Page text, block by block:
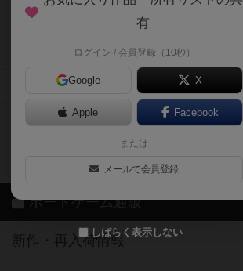
有
ログイン / 会員登録（10秒）
Google X
Apple Facebook
または
メールで会員登録
しばらく表示しない
メカニクス特集
掲示板・トピックス
ボドとも・会員一覧
ボードゲーム業界コラム
ボドゲーマご利用案内
ボードゲーム通販
新作・再入荷情報